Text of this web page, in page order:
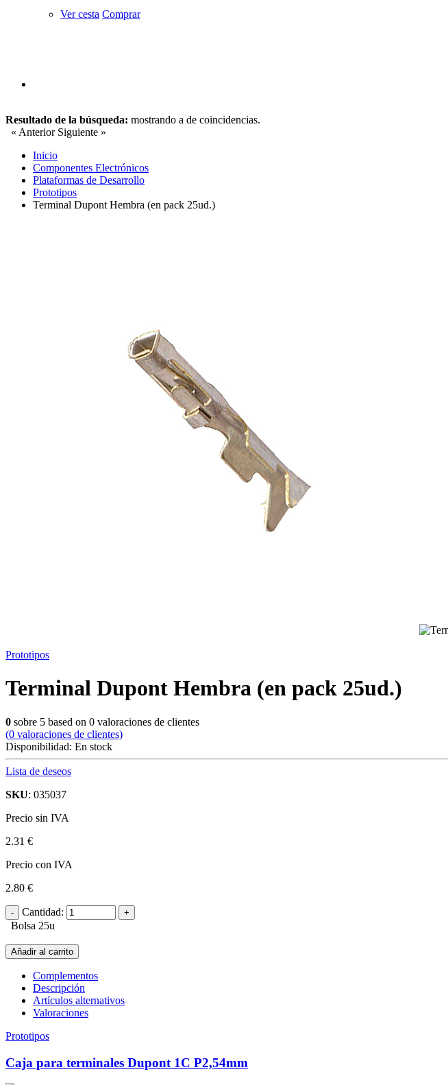
Ver cesta Comprar
Resultado de la búsqueda: mostrando a de coincidencias.
« Anterior Siguiente »
Inicio
Componentes Electrónicos
Plataformas de Desarrollo
Prototipos
Terminal Dupont Hembra (en pack 25ud.)
Prototipos
Terminal Dupont Hembra (en pack 25ud.)
0 sobre 5 based on 0 valoraciones de clientes
(0 valoraciones de clientes)
Disponibilidad: En stock
Lista de deseos
SKU: 035037
Precio sin IVA
2.31 €
Precio con IVA
2.80 €
Cantidad:
Bolsa 25u
Añadir al carrito
Complementos
Descripción
Artículos alternativos
Valoraciones
Prototipos
Caja para terminales Dupont 1C P2,54mm